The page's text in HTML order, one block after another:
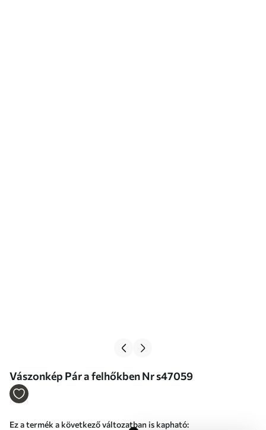
Vászonkép Pár a felhőkben Nr s47059
Ez a termék a következő változatban is kapható: